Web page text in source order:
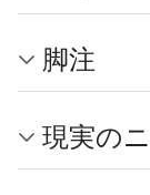
脚注
現実の